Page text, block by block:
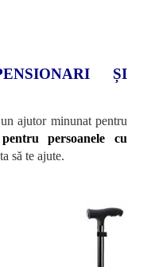
ȘI
ajutor minunat pentru
persoanele cu
să te ajute.